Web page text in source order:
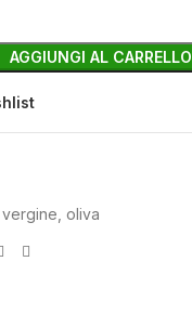
AGGIUNGI AL CARRELLO
oliva